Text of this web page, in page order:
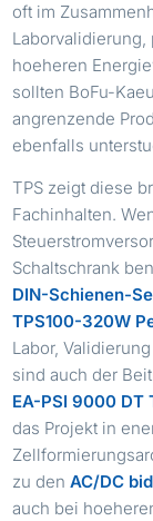
oft im
hoeheren
sollten BoFu-
angrenzende
ebenfalls
TPS zeigt diese
Fachinhalten.
Schaltschrank
DIN-Schienen-
TPS100-320W
Labor,
sind auch der
EA-PSI 9000 DT
das Projekt in
zu denAC/DC
auch bei